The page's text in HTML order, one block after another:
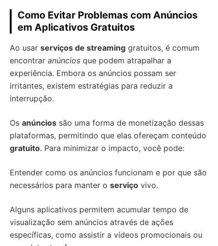
Como Evitar Problemas com Anúncios
em Aplicativos Gratuitos
Ao usar serviços de streaming gratuitos, é comum
encontrar anúncios que podem atrapalhar a
experiência. Embora os anúncios possam ser
irritantes, existem estratégias para reduzir a
interrupção.
Os anúncios são uma forma de monetização dessas
plataformas, permitindo que elas ofereçam conteúdo
gratuito. Para minimizar o impacto, você pode:
Entender como os anúncios funcionam e por que são
necessários para manter o serviço vivo.
Alguns aplicativos permitem acumular tempo de
visualização sem anúncios através de ações
específicas, como assistir a vídeos promocionais ou